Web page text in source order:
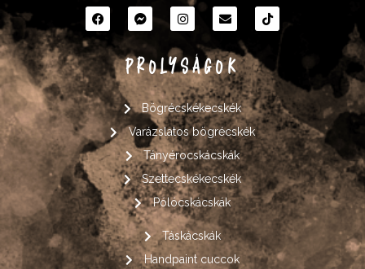
PROLYSÁGOK
Bögrécskékecskék
Varázslatos bögrécskék
Tányérocskácskák
Szettecskékecskék
Pólócskácskák
Táskácskák
Handpaint cuccok